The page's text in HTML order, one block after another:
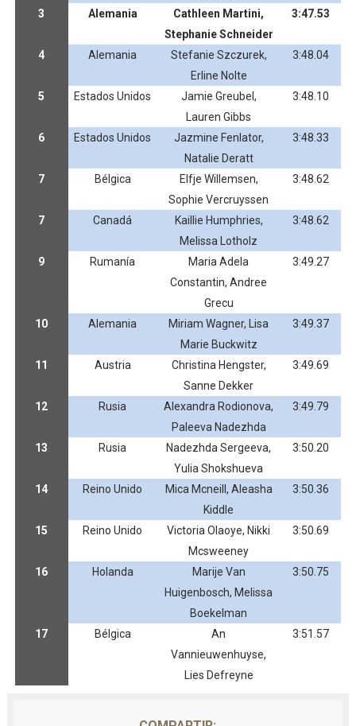
3 Alemania
Cathleen Martini,
Stephanie Schneider
3:47.53
4 Alemania
Stefanie Szczurek,
Erline Nolte
3:48.04
5 Estados Unidos
Jamie Greubel,
Lauren Gibbs
3:48.10
6 Estados Unidos
Jazmine Fenlator,
Natalie Deratt
3:48.33
7 Bélgica
Elfje Willemsen,
Sophie Vercruyssen
3:48.62
7 Canadá
Kaillie Humphries,
Melissa Lotholz
3:48.62
9 Rumanía
Maria Adela
Constantin, Andree
Grecu
3:49.27
10 Alemania
Miriam Wagner, Lisa
Marie Buckwitz
3:49.37
11 Austria
Christina Hengster,
Sanne Dekker
3:49.69
12 Rusia
Alexandra Rodionova,
Paleeva Nadezhda
3:49.79
13 Rusia
Nadezhda Sergeeva,
Yulia Shokshueva
3:50.20
14 Reino Unido
Mica Mcneill, Aleasha
Kiddle
3:50.36
15 Reino Unido
Victoria Olaoye, Nikki
Mcsweeney
3:50.69
16 Holanda
Marije Van
Huigenbosch, Melissa
Boekelman
3:50.75
17 Bélgica
An
Vannieuwenhuyse,
Lies Defreyne
3:51.57